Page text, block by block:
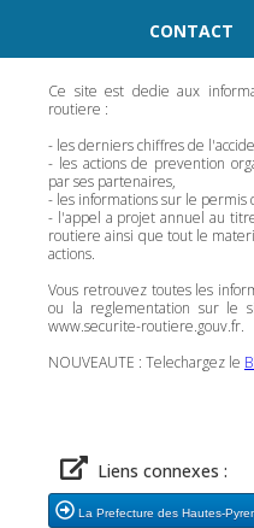
CONTACT
Ce site est dedie aux
routiere :
- les derniers chiffres de
- les actions de prevention
par ses partenaires,
- les informations sur le permis
- l'appel a projet annuel au
routiere ainsi que tout le
actions.
Vous retrouvez toutes les
ou la reglementation sur le
www.securite-routiere.gouv.fr.
NOUVEAUTE : Telechargez le
Liens connexes :
La Prefecture des Hautes-